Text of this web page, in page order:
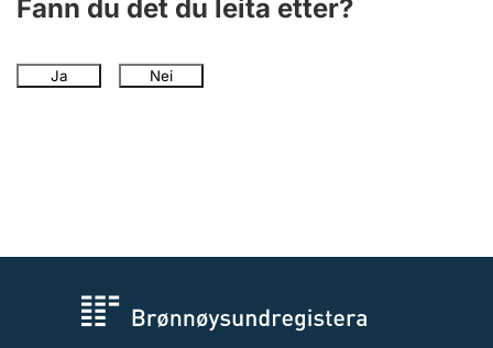
Fann du det du leita etter?
Ja Nei